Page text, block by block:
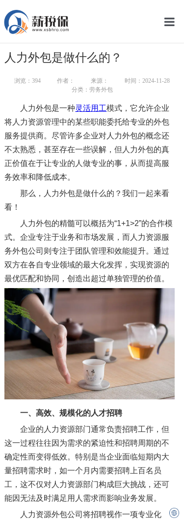
网
人力外包是做什么的？
浏览： 394 作者： 来源：
时间：2024-11-28
分类：劳务外包
人力外包是一种灵活用工模式，它允许企业
将人力资源管理中的某些职能委托给专业的外包
服务提供商。尽管许多企业对人力外包的概念还
不太熟悉，甚至存在一些误解，但人力外包的真
正价值在于让专业的人做专业的事，从而提高服
务效率和降低成本。
那么，人力外包是做什么的？我们一起来看
看！
人力外包的精髓可以概括为“1+1>2”的合作模
式。企业专注于业务和市场发展，而人力资源服
务外包公司则专注于团队管理和效能提升。通过
双方在各自专业领域的最大化发挥，实现资源的
最优匹配和协同，创造出超过单独管理的价值。
一、高效、规模化的人才招聘
企业的人力资源部门通常负责招聘工作，但
这一过程往往因为需求的紧迫性和招聘周期的不
确定性而变得低效。特别是当企业面临短期内大
量招聘需求时，如一个月内需要招聘上百名员
工，这不仅对人力资源部门构成巨大挑战，还可
能因无法及时满足用人需求而影响业务发展。
人力资源外包公司将招聘视作一项专业化